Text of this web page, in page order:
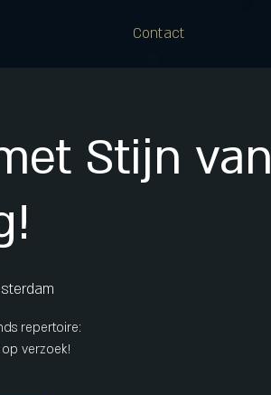
Contact
Stijn van
repertoire:
verzoek!